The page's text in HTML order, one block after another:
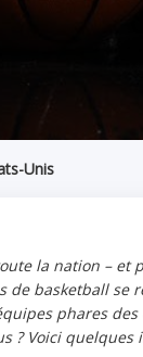
Unis
la nation – et
basketball se
phares
? Voici